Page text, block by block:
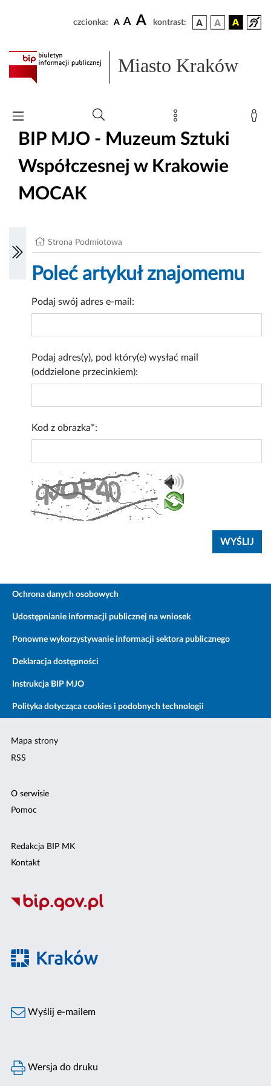
czcionka: A A A kontrast:
Miasto Kraków
BIP MJO - Muzeum Sztuki
Współczesnej w Krakowie
MOCAK
Strona Podmiotowa
Poleć artykuł znajomemu
Podaj swój adres e-mail:
Podaj adres(y), pod który(e) wysłać mail
(oddzielone przecinkiem):
Kod z obrazka*:
Ochrona danych osobowych
Udostępnianie informacji publicznej na wniosek
Ponowne wykorzystywanie informacji sektora publicznego
Deklaracja dostępności
Instrukcja BIP MJO
Polityka dotycząca cookies i podobnych technologii
Mapa strony
RSS
O serwisie
Pomoc
Redakcja BIP MK
Kontakt
Wyślij e-mailem
Wersja do druku